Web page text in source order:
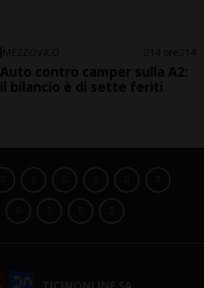
MEZZOVICO 14 ore 14
Auto contro camper sulla A2:
il bilancio è di sette feriti